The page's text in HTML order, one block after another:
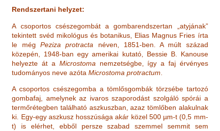
Rendszertani helyzet:
A csoportos csészegombát a gombarendszertan „atyjának”
tekintett svéd mikológus és botanikus, Elias Magnus Fries írta
le még Peziza protracta néven, 1851-ben. A múlt század
közepén, 1948-ban egy amerikai kutató, Bessie B. Kanouse
helyezte át a Microstoma nemzetségbe, így a faj érvényes
tudományos neve azótaMicrostoma protractum
A csoportos csészegomba a tömlősgombák törzsébe tartozó
gombafaj, amelynek az ivaros szaporodást szolgáló spórái a
termőrétegben található aszkuszban, azaz tömlőben alakulnak
ki. Egy-egy aszkusz hosszúsága akár közel 500 µm-t (0,5 mm-
t) is elérhet, ebből persze szabad szemmel semmit sem